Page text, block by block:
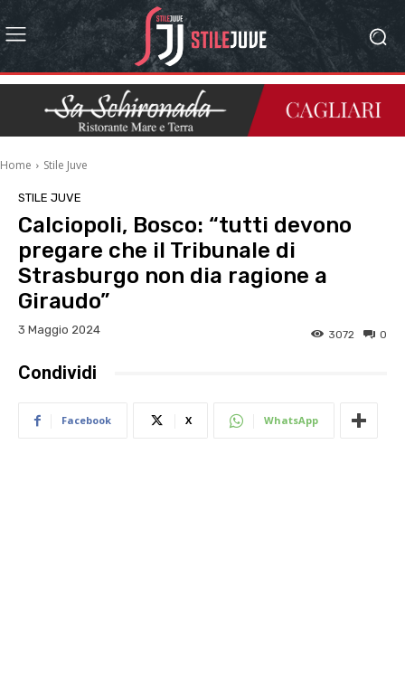
Home Stile Juve
STILE JUVE
Calciopoli, Bosco: “tutti devono
pregare che il Tribunale di
Strasburgo non dia ragione a
Giraudo”
3 Maggio 2024 0
3072
Condividi
Facebook X WhatsApp